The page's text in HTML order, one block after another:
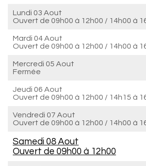
Lundi 03 Aout
Ouvert de 09h00 à 12h00 / 14h00 à
Mardi 04 Aout
Ouvert de 09h00 à 12h00 / 14h00 à
Mercredi 05 Aout
Fermée
Jeudi 06 Aout
Ouvert de 09h00 à 12h00 / 14h15 à
Vendredi 07 Aout
Ouvert de 09h00 à 12h00 / 14h00 à
Samedi 08 Aout
Ouvert de 09h00 à 12h00